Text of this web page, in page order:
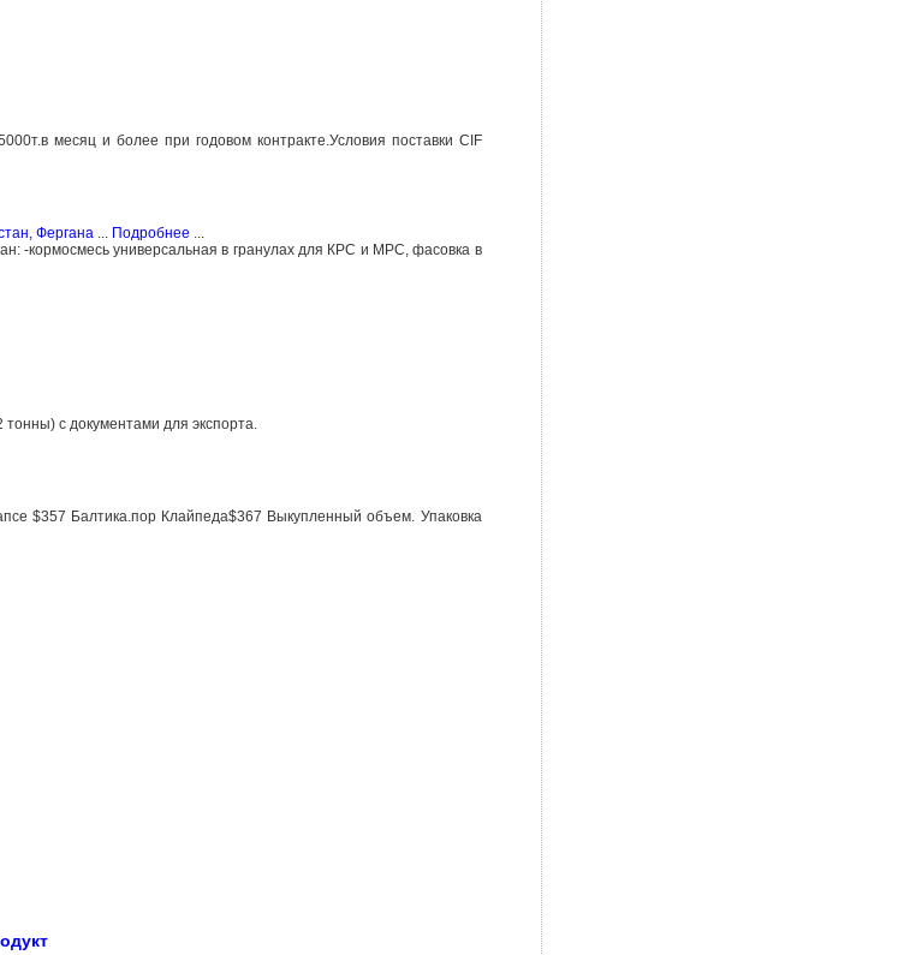
месяц и более при годовом контракте.Условия поставки CIF
Фергана Подробнее
-кормосмесь универсальная в гранулах для КРС и МРС, фасовка в
с документами для экспорта.
$357 Балтика.пор Клайпеда$367 Выкупленный объем. Упаковка